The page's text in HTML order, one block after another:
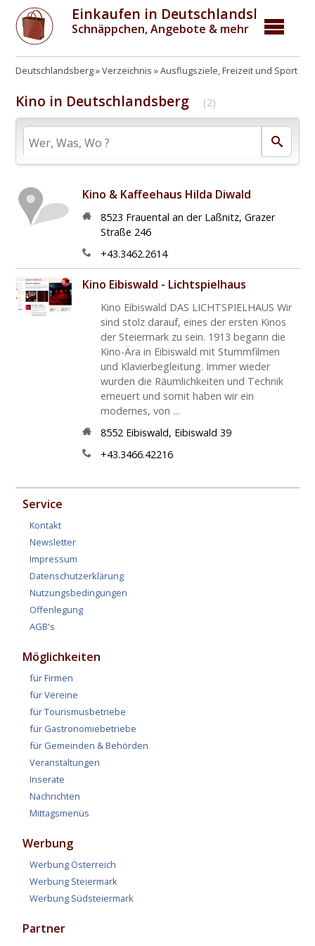
Einkaufen in Deutschlandsberg
Schnäppchen, Angebote & mehr
Deutschlandsberg Verzeichnis Ausflugsziele, Freizeit und Sport
Kino in Deutschlandsberg (2)
Kino & Kaffeehaus Hilda Diwald
8523 Frauental an der Laßnitz, Grazer
Straße 246
+43.3462.2614
Kino Eibiswald - Lichtspielhaus
Kino Eibiswald DAS LICHTSPIELHAUS Wir
sind stolz darauf, eines der ersten Kinos
der Steiermark zu sein. 1913 begann die
Kino-Ära in Eibiswald mit Stummfilmen
und Klavierbegleitung. Immer wieder
wurden die Räumlichkeiten und Technik
erneuert und somit haben wir ein
modernes, von ...
8552 Eibiswald, Eibiswald 39
+43.3466.42216
Service
Kontakt
Newsletter
Impressum
Datenschutzerklärung
Nutzungsbedingungen
Offenlegung
AGB's
Möglichkeiten
für Firmen
für Vereine
für Tourismusbetriebe
für Gastronomiebetriebe
für Gemeinden & Behörden
Veranstaltungen
Inserate
Nachrichten
Mittagsmenüs
Werbung
Werbung Österreich
Werbung Steiermark
Werbung Südsteiermark
Partner